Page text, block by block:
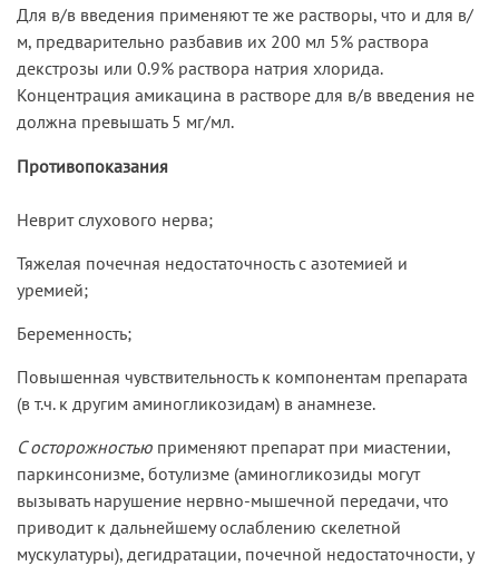
Для в/в введения применяют те же растворы, что и для в/
м, предварительно разбавив их 200 мл 5% раствора
декстрозы или 0.9% раствора натрия хлорида.
Концентрация амикацина в растворе для в/в введения не
должна превышать 5 мг/мл.
Противопоказания
Неврит слухового нерва;
Тяжелая почечная недостаточность с азотемией и
уремией;
Беременность;
Повышенная чувствительность к компонентам препарата
(в т.ч. к другим аминогликозидам) в анамнезе.
С осторожностью применяют препарат при миастении,
паркинсонизме, ботулизме (аминогликозиды могут
вызывать нарушение нервно-мышечной передачи, что
приводит к дальнейшему ослаблению скелетной
мускулатуры), дегидратации, почечной недостаточности, у